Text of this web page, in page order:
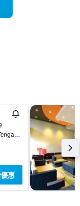
Lot 55, Jalan Sultan Tengah (Santubong / Damai Road) Santubong, 古晉, 馬來西亞
惠